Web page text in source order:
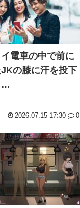
語作...
だ」と批...
て何のた...
天畠大輔...
ット騒...
告(19...
電車の中で前に
の膝に汗を投下
…
2026.07.15 17:30 0